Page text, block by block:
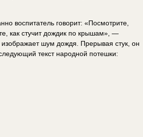
воспитатель говорит: «Посмотрите,
как стучит дождик по крышам», —
изображает шум дождя. Прерывая стук, он
текст народной потешки: